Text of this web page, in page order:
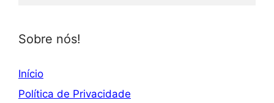
Sobre nós!
Início
Política de Privacidade